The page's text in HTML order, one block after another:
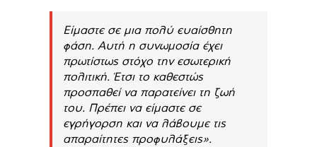
Είμαστε σε μια πολύ ευαίσθητη
φάση. Αυτή η συνωμοσία έχει
πρωτίστως στόχο την εσωτερική
πολιτική. Έτσι το καθεστώς
προσπαθεί να παρατείνει τη ζωή
του. Πρέπει να είμαστε σε
εγρήγορση και να λάβουμε τις
απαραίτητες προφυλάξεις».